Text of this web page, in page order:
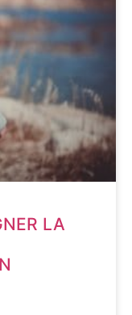
LA